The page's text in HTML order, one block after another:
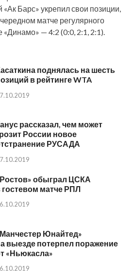
«Ак Барс» укрепил свои позиции,
матче регулярного
«Динамо» — 4:2 (0:0, 2:1, 2:1).
поднялась на шесть
в рейтинге WTA
рассказал, чем может
России новое
РУСАДА
обыграл ЦСКА
гостевом матче РПЛ
Юнайтед»
выезде потерпел поражение
«Ньюкасла»